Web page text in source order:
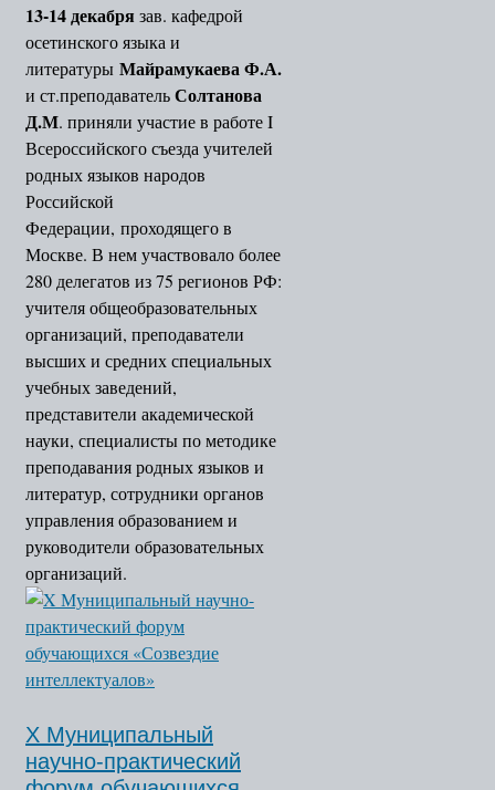
13-14 декабрязав. кафедрой
осетинского языка и
литературы Майрамукаева Ф.А.
и ст.преподавательСолтанова
Д.М. приняли участие в работе I
Всероссийского съезда учителей
родных языков народов
Российской
Федерации, проходящего в
Москве. В нем участвовало более
280 делегатов из 75 регионов РФ:
учителя общеобразовательных
организаций, преподаватели
высших и средних специальных
учебных заведений,
представители академической
науки, специалисты по методике
преподавания родных языков и
литератур, сотрудники органов
управления образованием и
руководители образовательных
организаций.
X Муниципальный
научно-практический